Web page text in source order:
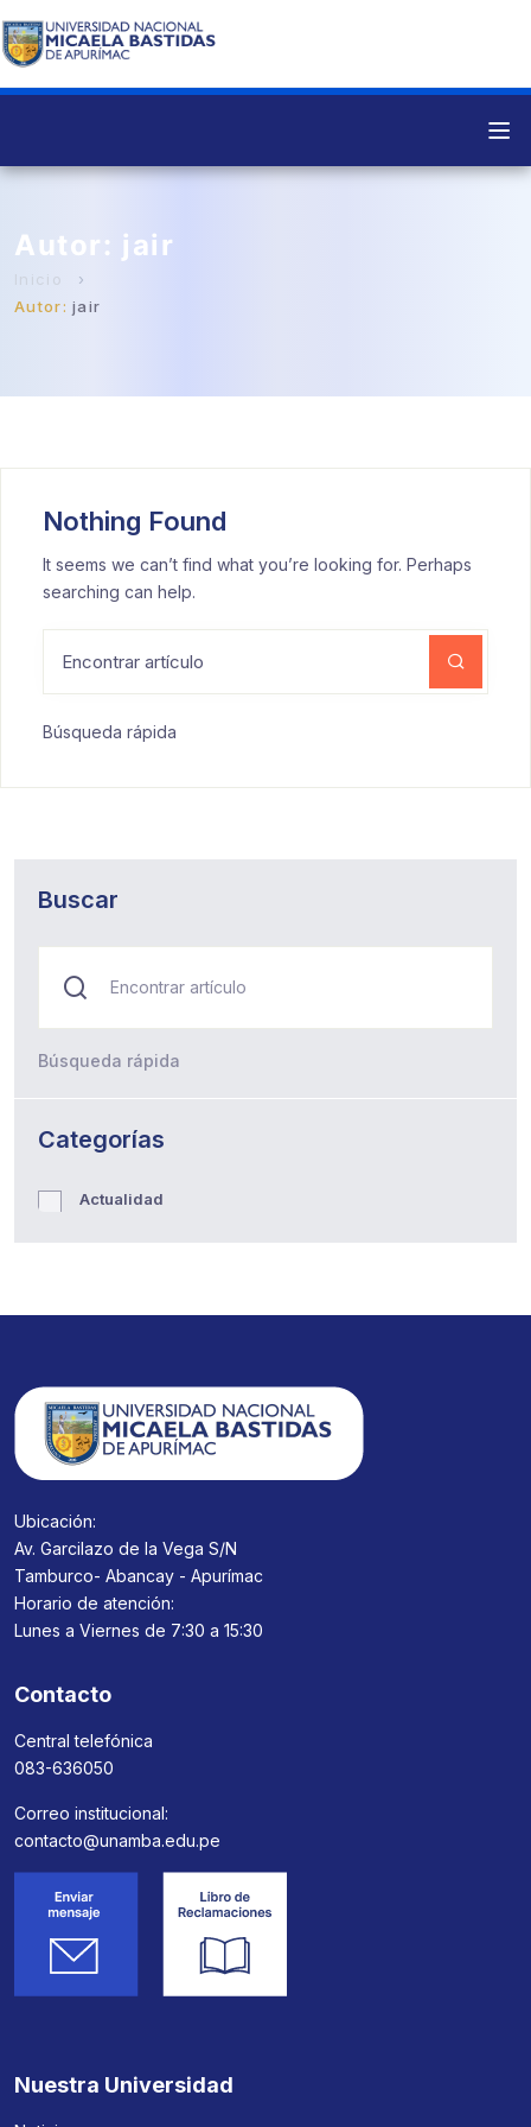
Autor: jair
Autor:jair
Nothing Found
It seems we can’t find what you’re looking for. Perhaps
searching can help.
Búsqueda rápida
Buscar
Búsqueda rápida
Categorías
Actualidad
Ubicación:
Av. Garcilazo de la Vega S/N
Tamburco- Abancay - Apurímac
Horario de atención:
Lunes a Viernes de 7:30 a 15:30
Contacto
Central telefónica
083-636050
Correo institucional:
contacto@unamba.edu.pe
Nuestra Universidad